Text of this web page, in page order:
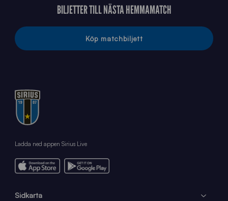
BILJETTER TILL NÄSTA HEMMAMATCH
Köp matchbiljett
Ladda ned appen Sirius Live
Sidkarta